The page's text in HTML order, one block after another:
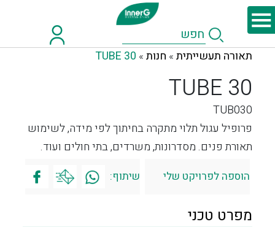
תאורה תעשייתית » חנות »
TUBE 30
TUBE 30
TUB030
פרופיל עגול תלוי מתקרה בחיתוך לפי מידה, לשימוש
תאורת פנים. מסדרונות, משרדים, בתי חולים ועוד.
הוספה לפרויקט שלי שיתוף:
מפרט טכני